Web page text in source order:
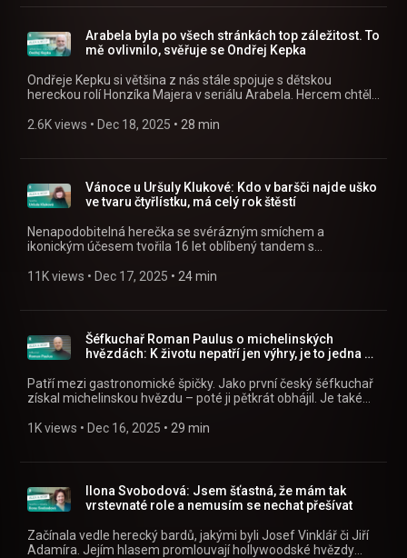
host na mujRozhlas.cz https://www.mujrozhlas.cz/alex-host
» Sledujte nás na Facebooku:
https://www.facebook.com/crostrednicechy
Arabela byla po všech stránkách top záležitost. To
mě ovlivnilo, svěřuje se Ondřej Kepka
Ondřeje Kepku si většina z nás stále spojuje s dětskou
hereckou rolí Honzíka Majera v seriálu Arabela. Hercem chtěl
speciální pořad Hvězdné Vánoce s Ondřejem Kepkou. Na co a
mujRozhlas.cz https://www.mujrozhlas.cz/alex-host »
Sledujte nás na Facebooku:
https://www.facebook.com/crostrednicechy
2.6K views • Dec 18, 2025 • 28 min
Vánoce u Uršuly Klukové: Kdo v baršči najde uško
ve tvaru čtyřlístku, má celý rok štěstí
Nenapodobitelná herečka se svérázným smíchem a
ikonickým účesem tvořila 16 let oblíbený tandem s
rozhlasové Humoriádě. Jak se chystá na Vánoce? »
» Sledujte nás na Facebooku:
https://www.facebook.com/crostrednicechy
11K views • Dec 17, 2025 • 24 min
Šéfkuchař Roman Paulus o michelinských
hvězdách: K životu nepatří jen výhry, je to jedna z
Patří mezi gastronomické špičky. Jako první český šéfkuchař
získal michelinskou hvězdu – poté ji pětkrát obhájil. Je také
Kdy mají šéfkuchaři nejvíc práce? Kdo u Paulusů vaří na
Alex a host jako podcast v mobilní aplikaci mujRozhlas
https://rozhl.as/mujRozhlasAplikace • Alex a host na
mujRozhlas.cz https://www.mujrozhlas.cz/alex-host »
Sledujte nás na Facebooku:
https://www.facebook.com/crostrednicechy
1K views • Dec 16, 2025 • 29 min
Ilona Svobodová: Jsem šťastná, že mám tak
vrstevnaté role a nemusím se nechat přešívat
Začínala vedle herecký bardů, jakými byli Josef Vinklář či Jiří
Adamíra. Jejím hlasem promlouvají hollywoodské hvězdy